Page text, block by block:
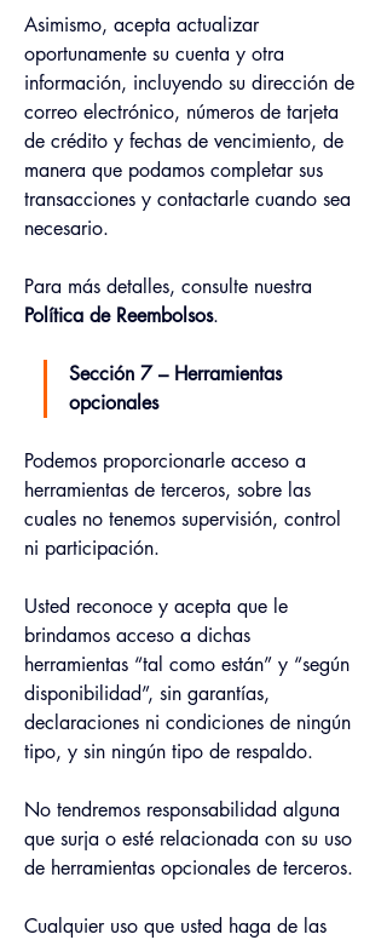
Asimismo, acepta actualizar
oportunamente su cuenta y otra
información, incluyendo su dirección de
correo electrónico, números de tarjeta
de crédito y fechas de vencimiento, de
manera que podamos completar sus
transacciones y contactarle cuando sea
necesario.
Para más detalles, consulte nuestra
Política de Reembolsos.
Sección 7 – Herramientas
opcionales
Podemos proporcionarle acceso a
herramientas de terceros, sobre las
cuales no tenemos supervisión, control
ni participación.
Usted reconoce y acepta que le
brindamos acceso a dichas
herramientas “tal como están” y “según
disponibilidad”, sin garantías,
declaraciones ni condiciones de ningún
tipo, y sin ningún tipo de respaldo.
No tendremos responsabilidad alguna
que surja o esté relacionada con su uso
de herramientas opcionales de terceros.
Cualquier uso que usted haga de las